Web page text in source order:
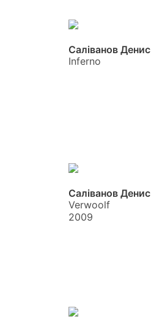
Саліванов Денис
Inferno
Саліванов Денис
Verwoolf
2009